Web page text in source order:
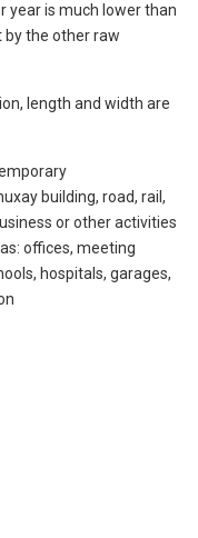
year is much lower than
the other raw
length and width are
building, road, rail,
or other activities
offices, meeting
hospitals, garages,